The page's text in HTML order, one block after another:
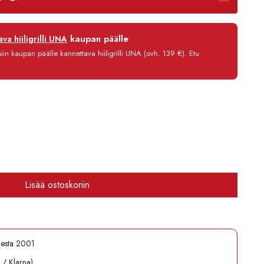
hiiligrilli UNAkaupan päälle
kaupan päälle kannettava hiiligrilli UNA (ovh. 139 €). Etu
Lisää ostoskoriin
2001